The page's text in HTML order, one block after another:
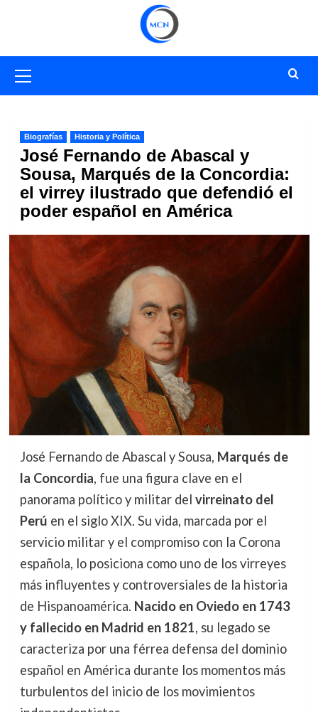
primario
Biografías Historia y Política
José Fernando de Abascal y
Sousa, Marqués de la Concordia:
el virrey ilustrado que defendió el
poder español en América
José Fernando de Abascal y Sousa, Marqués de
la Concordia, fue una figura clave en el
panorama político y militar del virreinato del
Perú en el siglo XIX. Su vida, marcada por el
servicio militar y el compromiso con la Corona
española, lo posiciona como uno de los virreyes
más influyentes y controversiales de la historia
de Hispanoamérica. Nacido en Oviedo en 1743
y fallecido en Madrid en 1821, su legado se
caracteriza por una férrea defensa del dominio
español en América durante los momentos más
turbulentos del inicio de los movimientos